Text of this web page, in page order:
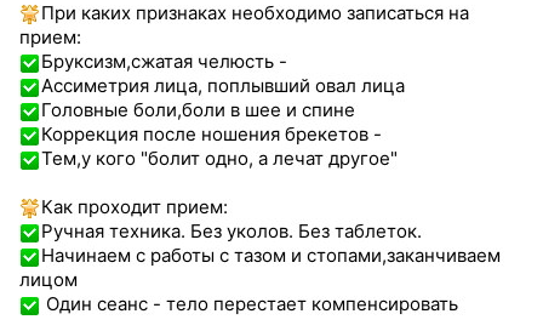
При каких признаках необходимо записаться на
прием:
Бруксизм,сжатая челюсть -
Ассиметрия лица, поплывший овал лица
Головные боли,боли в шее и спине
Коррекция после ношения брекетов -
Тем,у кого "болит одно, а лечат другое"
Как проходит прием:
Ручная техника. Без уколов. Без таблеток.
Начинаем с работы с тазом и стопами,заканчиваем
лицом
Один сеанс - тело перестает компенсировать